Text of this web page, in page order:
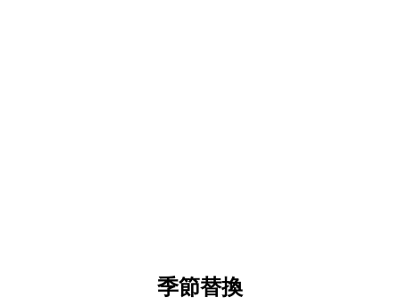
季節替換